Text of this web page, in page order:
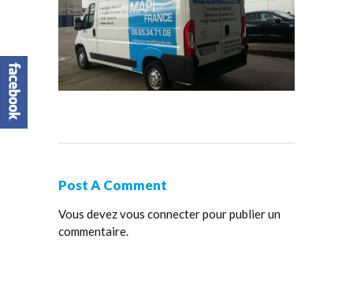
Post A Comment
Vous devezvous connecterpour publier un
commentaire.